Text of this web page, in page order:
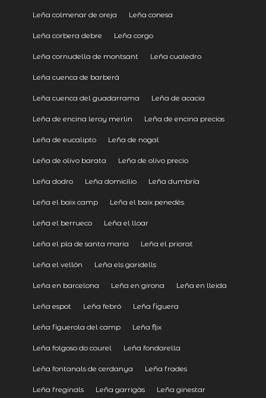
Leña colmenar de oreja Leña conesa
Leña corbera debre Leña corgo
Leña cornudella de montsant Leña cualedro
Leña cuenca de barberá
Leña cuenca del guadarrama Leña de acacia
Leña de encina leroy merlin Leña de encina precios
Leña de eucalipto Leña de nogal
Leña de olivo barata Leña de olivo precio
Leña dodro Leña domicilio Leña dumbría
Leña el baix camp Leña el baix penedès
Leña el berrueco Leña el lloar
Leña el pla de santa maria Leña el priorat
Leña el vellón Leña els garidells
Leña en barcelona Leña en girona Leña en lleida
Leña espot Leña febró Leña figuera
Leña figuerola del camp Leña flix
Leña folgoso do courel Leña fondarella
Leña fontanals de cerdanya Leña frades
Leña freginals Leña garrigàs Leña ginestar